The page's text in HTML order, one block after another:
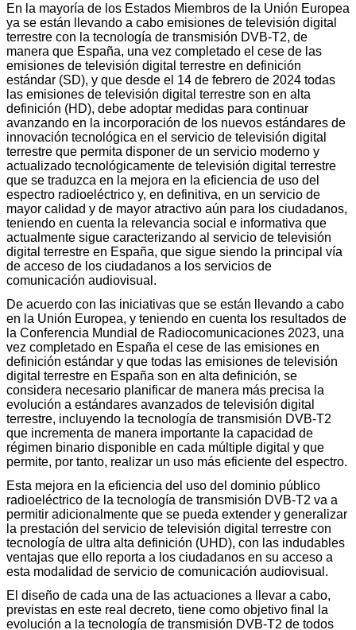
En la mayoría de los Estados Miembros de la Unión Europea
ya se están llevando a cabo emisiones de televisión digital
terrestre con la tecnología de transmisión DVB-T2, de
manera que España, una vez completado el cese de las
emisiones de televisión digital terrestre en definición
estándar (SD), y que desde el 14 de febrero de 2024 todas
las emisiones de televisión digital terrestre son en alta
definición (HD), debe adoptar medidas para continuar
avanzando en la incorporación de los nuevos estándares de
innovación tecnológica en el servicio de televisión digital
terrestre que permita disponer de un servicio moderno y
actualizado tecnológicamente de televisión digital terrestre
que se traduzca en la mejora en la eficiencia de uso del
espectro radioeléctrico y, en definitiva, en un servicio de
mayor calidad y de mayor atractivo aún para los ciudadanos,
teniendo en cuenta la relevancia social e informativa que
actualmente sigue caracterizando al servicio de televisión
digital terrestre en España, que sigue siendo la principal vía
de acceso de los ciudadanos a los servicios de
comunicación audiovisual.
De acuerdo con las iniciativas que se están llevando a cabo
en la Unión Europea, y teniendo en cuenta los resultados de
la Conferencia Mundial de Radiocomunicaciones 2023, una
vez completado en España el cese de las emisiones en
definición estándar y que todas las emisiones de televisión
digital terrestre en España son en alta definición, se
considera necesario planificar de manera más precisa la
evolución a estándares avanzados de televisión digital
terrestre, incluyendo la tecnología de transmisión DVB-T2
que incrementa de manera importante la capacidad de
régimen binario disponible en cada múltiple digital y que
permite, por tanto, realizar un uso más eficiente del espectro.
Esta mejora en la eficiencia del uso del dominio público
radioeléctrico de la tecnología de transmisión DVB-T2 va a
permitir adicionalmente que se pueda extender y generalizar
la prestación del servicio de televisión digital terrestre con
tecnología de ultra alta definición (UHD), con las indudables
ventajas que ello reporta a los ciudadanos en su acceso a
esta modalidad de servicio de comunicación audiovisual.
El diseño de cada una de las actuaciones a llevar a cabo,
previstas en este real decreto, tiene como objetivo final la
evolución a la tecnología de transmisión DVB-T2 de todos